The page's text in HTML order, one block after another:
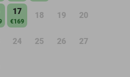
17
€169
18 19 20
24 25 26 27